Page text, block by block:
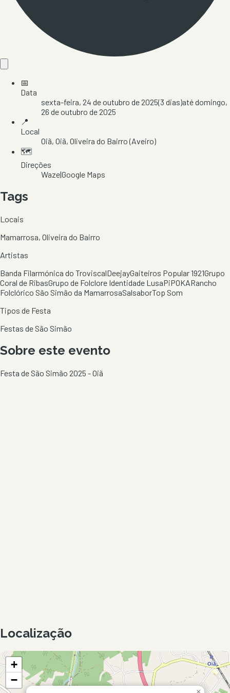
📅
Data
sexta-feira, 24 de outubro de 2025(3 dias)atédomingo,
26 de outubro de 2025
📍
Local
Oiã, Oiã, Oliveira do Bairro(Aveiro)
🗺️
Direções
Waze|Google Maps
Tags
Locais
Mamarrosa, Oliveira do Bairro
Artistas
Banda Filarmónica do TroviscalDeejayGaiteiros Popular 1921Grupo
Coral de RibasGrupo de Folclore Identidade LusaPiPOKARancho
Folclórico São Simão da MamarrosaSalsaborTop Som
Tipos de Festa
Festas de São Simão
Sobre este evento
Festa de São Simão 2025 - Oiã
Localização
+
−